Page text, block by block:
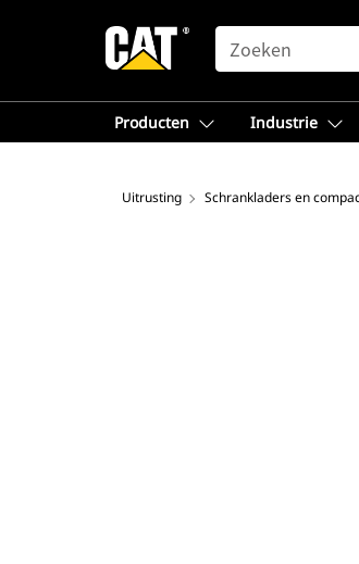
SEARCH
Producten Industrie
Uitrusting Schrankladers en